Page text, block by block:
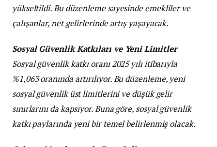
yükseltildi. Bu düzenleme sayesinde emekliler ve
çalışanlar, net gelirlerinde artış yaşayacak.
Sosyal Güvenlik Katkıları ve Yeni Limitler
Sosyal güvenlik katkı oranı 2025 yılı itibarıyla
%1,063 oranında artırılıyor. Bu düzenleme, yeni
sosyal güvenlik üst limitlerini ve düşük gelir
sınırlarını da kapsıyor. Buna göre, sosyal güvenlik
katkı paylarında yeni bir temel belirlenmiş olacak.